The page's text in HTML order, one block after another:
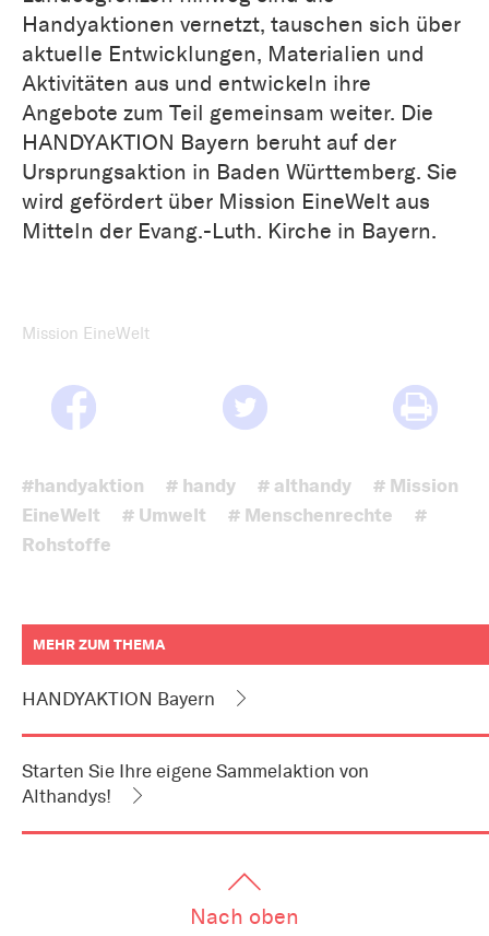
Handyaktionen vernetzt, tauschen sich über
aktuelle Entwicklungen, Materialien und
Aktivitäten aus und entwickeln ihre
Angebote zum Teil gemeinsam weiter. Die
HANDYAKTION Bayern beruht auf der
Ursprungsaktion in Baden Württemberg. Sie
wird gefördert über Mission EineWelt aus
Mitteln der Evang.-Luth. Kirche in Bayern.
Mission EineWelt
#handyaktion # handy # althandy
# Mission
EineWelt
# Umwelt # Menschenrechte
#
Rohstoffe
MEHR ZUM THEMA
zum
als
oder
HANDYAKTION Bayern
Starten Sie Ihre eigene Sammelaktion von
Althandys!
Nach oben